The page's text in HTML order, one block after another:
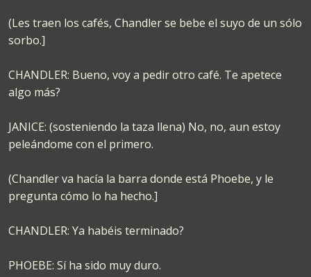
(Les traen los cafés, Chandler se bebe el suyo de un sólo
sorbo.]
CHANDLER: Bueno, voy a pedir otro café. Te apetece
algo más?
JANICE: (sosteniendo la taza llena) No, no, aun estoy
peleándome con el primero.
(Chandler va hacía la barra donde está Phoebe, y le
pregunta cómo lo ha hecho.]
CHANDLER: Ya habéis terminado?
PHOEBE: Sí ha sido muy duro.